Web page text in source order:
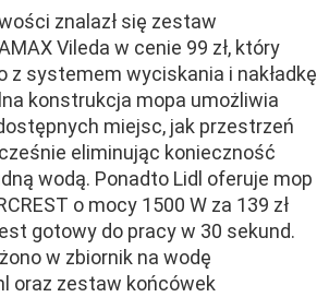
znalazł się zestaw
Vileda w cenie 99 zł, który
z systemem wyciskania i nakładkę
konstrukcja mopa umożliwia
miejsc, jak przestrzeń
eliminując konieczność
wodą. Ponadto Lidl oferuje mop
o mocy 1500 W za 139 zł
gotowy do pracy w 30 sekund.
w zbiornik na wodę
oraz zestaw końcówek